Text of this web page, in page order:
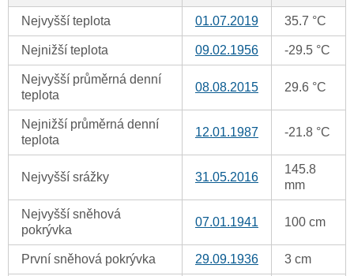
Nejvyšší teplota 01.07.2019 35.7 °C
Nejnižší teplota 09.02.1956 -29.5 °C
Nejvyšší průměrná denní
teplota
08.08.2015 29.6 °C
Nejnižší průměrná denní
teplota
12.01.1987 -21.8 °C
Nejvyšší srážky 31.05.2016
145.8
mm
Nejvyšší sněhová
pokrývka
07.01.1941 100 cm
První sněhová pokrývka 29.09.1936 3 cm